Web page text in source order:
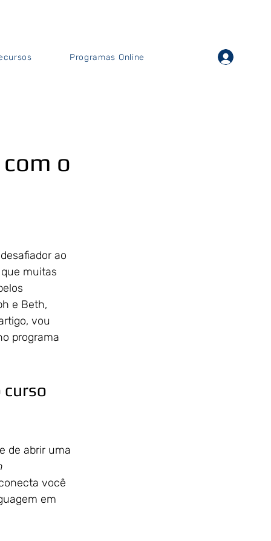
Programas Online
o
ao
muitas
e Beth,
vou
programa
curso
de abrir uma
você
em